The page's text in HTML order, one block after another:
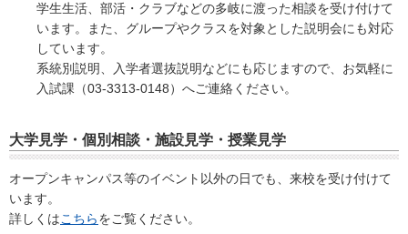
学生生活、部活・クラブなどの多岐に渡った相談を受け付けて
います。また、グループやクラスを対象とした説明会にも対応
しています。
系統別説明、入学者選抜説明などにも応じますので、お気軽に
入試課（03-3313-0148）へご連絡ください。
大学見学・個別相談・施設見学・授業見学
オープンキャンパス等のイベント以外の日でも、来校を受け付けて
います。
詳しくはこちらをご覧ください。